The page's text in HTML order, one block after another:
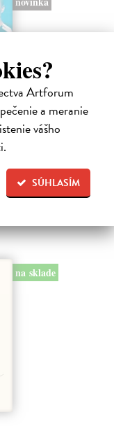
Artforum
a meranie
vášho
SÚHLASÍM
na sklade